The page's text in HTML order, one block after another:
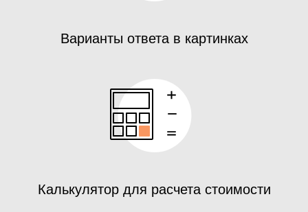
Варианты ответа в картинках
Калькулятор для расчета стоимости